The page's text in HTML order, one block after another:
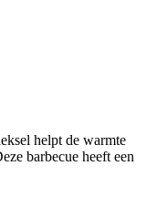
helpt de warmte
barbecue heeft een